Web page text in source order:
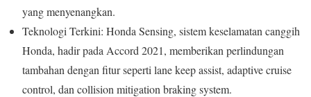
yang menyenangkan.
Teknologi Terkini: Honda Sensing, sistem keselamatan canggih
Honda, hadir pada Accord 2021, memberikan perlindungan
tambahan dengan fitur seperti lane keep assist, adaptive cruise
control, dan collision mitigation braking system.